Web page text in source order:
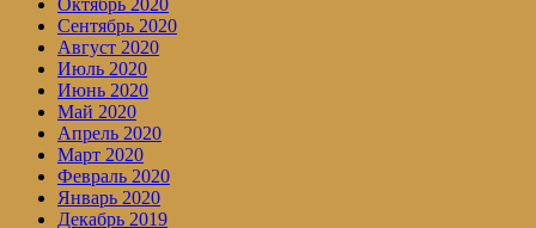
Сентябрь 2020
Август 2020
Июль 2020
Июнь 2020
Май 2020
Апрель 2020
Март 2020
Февраль 2020
Январь 2020
Декабрь 2019